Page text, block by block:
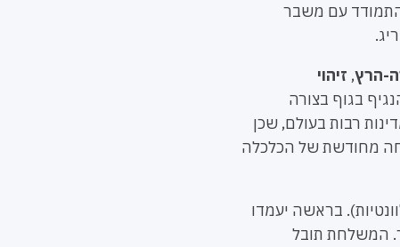
עם משבר
הרץ, זיהוי
בגוף בצורה
רבות בעולם, שכן
מחודשת של הכלכלה
הרלוונטיות). בראשה יעמדו
המשלחת תובל